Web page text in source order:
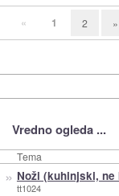
« 1 2 »
Vredno ogleda ...
Tema
» Noži (kuhinjski, ne
tt1024